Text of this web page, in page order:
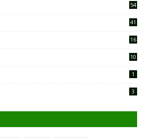
54
41
16
10
1
3